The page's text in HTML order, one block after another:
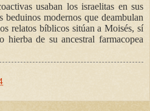
usaban los israelitas en sus
beduinos modernos que deambulan
relatos bíblicos sitúan a Moisés, sí
de su ancestral farmacopea